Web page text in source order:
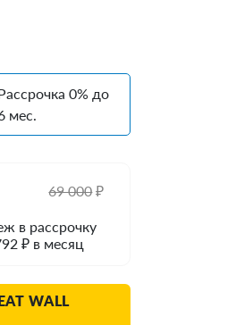
0% до
мес.
69 000₽
в рассрочку
₽ в месяц
WALL